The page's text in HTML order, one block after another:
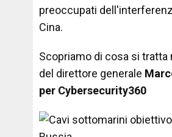
preoccupati
Cina.
Scopriamo di cosa si tratta
del direttore generale
per Cybersecurity360